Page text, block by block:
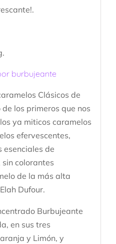
burbujeante
Clásicos de
los primeros que nos
ya miticos caramelos
efervescentes,
esenciales de
sin colorantes
de la más alta
Dufour.
Burbujeante
en sus tres
y Limón, y